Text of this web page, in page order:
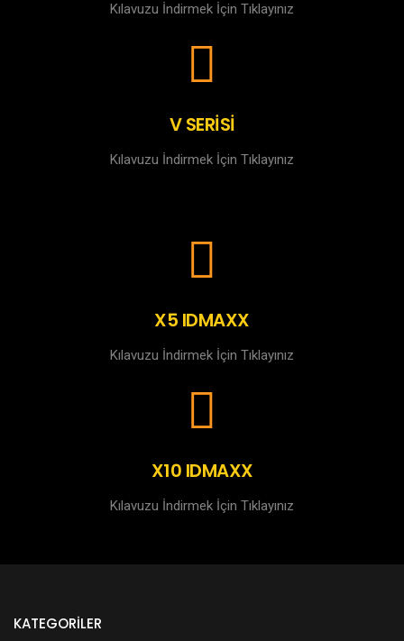
Kılavuzu İndirmek İçin Tıklayınız
V SERİSİ
Kılavuzu İndirmek İçin Tıklayınız
X5 IDMAXX
Kılavuzu İndirmek İçin Tıklayınız
X10 IDMAXX
Kılavuzu İndirmek İçin Tıklayınız
KATEGORILER